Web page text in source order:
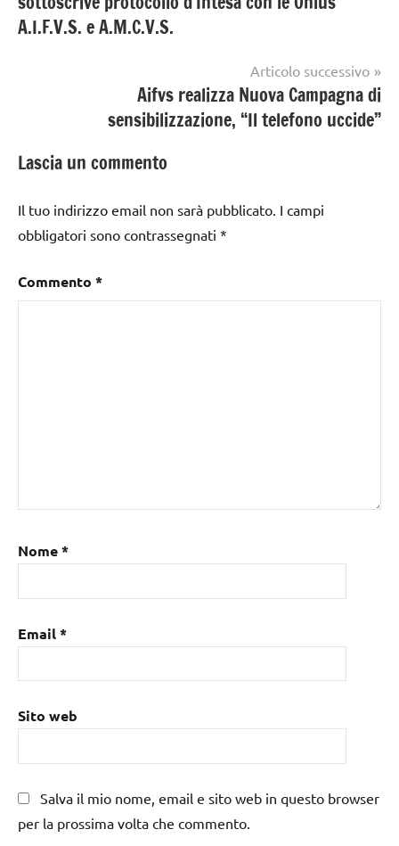
A.I.F.V.S. e A.M.C.V.S.
Articolo successivo
Aifvs realizza Nuova Campagna di
sensibilizzazione, “Il telefono uccide”
Lascia un commento
Il tuo indirizzo email non sarà pubblicato. I campi
obbligatori sono contrassegnati *
Commento *
Nome*
Email*
Sito web
Salva il mio nome, email e sito web in questo browser
per la prossima volta che commento.